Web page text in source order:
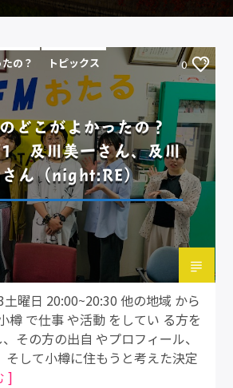
の？ トピックス 0
どこがよかったの？
及川美一さん、及川
ん（night:RE）
土曜日 20:00~20:30 他の地域 から
樽 で仕事 や活動 をしてい る方を
その方の出自 やプロフィール、
そして小樽に住もうと考えた決定
]